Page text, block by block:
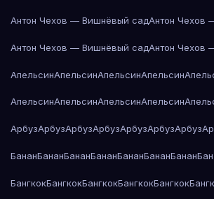
Антон Чехов — Вишнёвый садАнтон Чехов
Антон Чехов — Вишнёвый садАнтон Чехов
АпельсинАпельсинАпельсинАпельсин
АпельсинАпельсинАпельсинАпельсин
АрбузАрбузАрбузАрбузАрбузАрбузАрбуз
БананБананБананБананБананБананБанан
БангкокБангкокБангкокБангкокБангкок